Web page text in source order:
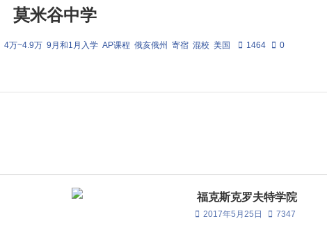
莫米谷中学
4万~4.9万 9月和1月入学 AP课程 俄亥俄州 寄宿 混校 美国 1464 0
福克斯克罗夫特学院
2017年5月25日 7347